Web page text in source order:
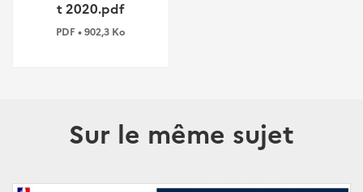
t 2020.pdf
PDF • 902,3 Ko
Sur le même sujet